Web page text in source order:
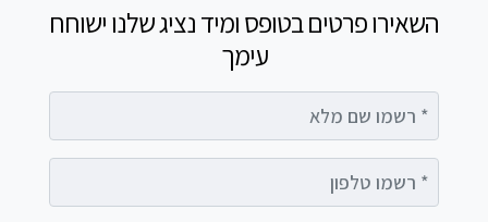
השאירו פרטים בטופס ומיד נציג שלנו ישוחח
עימך